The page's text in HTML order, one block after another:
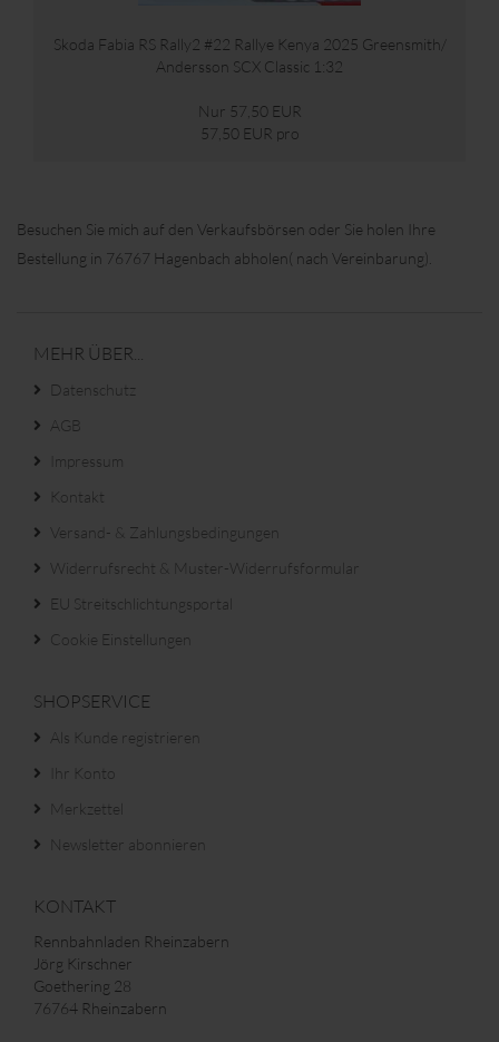
Skoda Fabia RS Rally2 #22 Rallye Kenya 2025 Greensmith/
Andersson SCX Classic 1:32
Nur 57,50 EUR
57,50 EUR pro
Besuchen Sie mich auf den Verkaufsbörsen oder Sie holen Ihre
Bestellung in 76767 Hagenbach abholen( nach Vereinbarung).
MEHR ÜBER...
Datenschutz
AGB
Impressum
Kontakt
Versand- & Zahlungsbedingungen
Widerrufsrecht & Muster-Widerrufsformular
EU Streitschlichtungsportal
Cookie Einstellungen
SHOPSERVICE
Als Kunde registrieren
Ihr Konto
Merkzettel
Newsletter abonnieren
KONTAKT
Rennbahnladen Rheinzabern
Jörg Kirschner
Goethering 28
76764 Rheinzabern